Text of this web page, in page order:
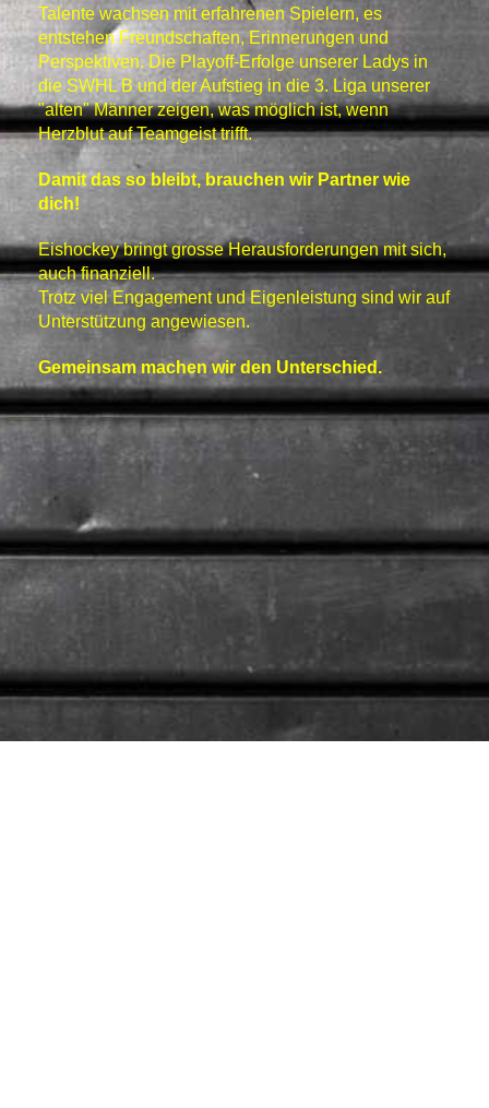
Talente wachsen mit erfahrenen Spielern, es
entstehen Freundschaften, Erinnerungen und
Perspektiven. Die Playoff-Erfolge unserer Ladys in
die SWHL B und der Aufstieg in die 3. Liga unserer
"alten" Männer zeigen, was möglich ist, wenn
Herzblut auf Teamgeist trifft.
Damit das so bleibt, brauchen wir Partner wie
dich!
Eishockey bringt grosse Herausforderungen mit sich,
auch finanziell.
Trotz viel Engagement und Eigenleistung sind wir auf
Unterstützung angewiesen.
Gemeinsam machen wir den Unterschied.